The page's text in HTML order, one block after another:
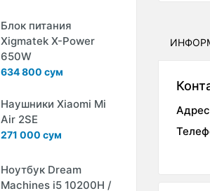
Блок питания
Xigmatek X-Power
650W
634 800 сум
Наушники Xiaomi Mi
Air 2SE
271 000 сум
Ноутбук Dream
Machines i5 10200H /